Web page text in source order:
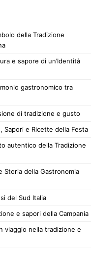
della Tradizione
e sapore di un’Identità
gastronomico tra
di tradizione e gusto
Sapori e Ricette della Festa
autentico della Tradizione
Storia della Gastronomia
del Sud Italia
e sapori della Campania
viaggio nella tradizione e